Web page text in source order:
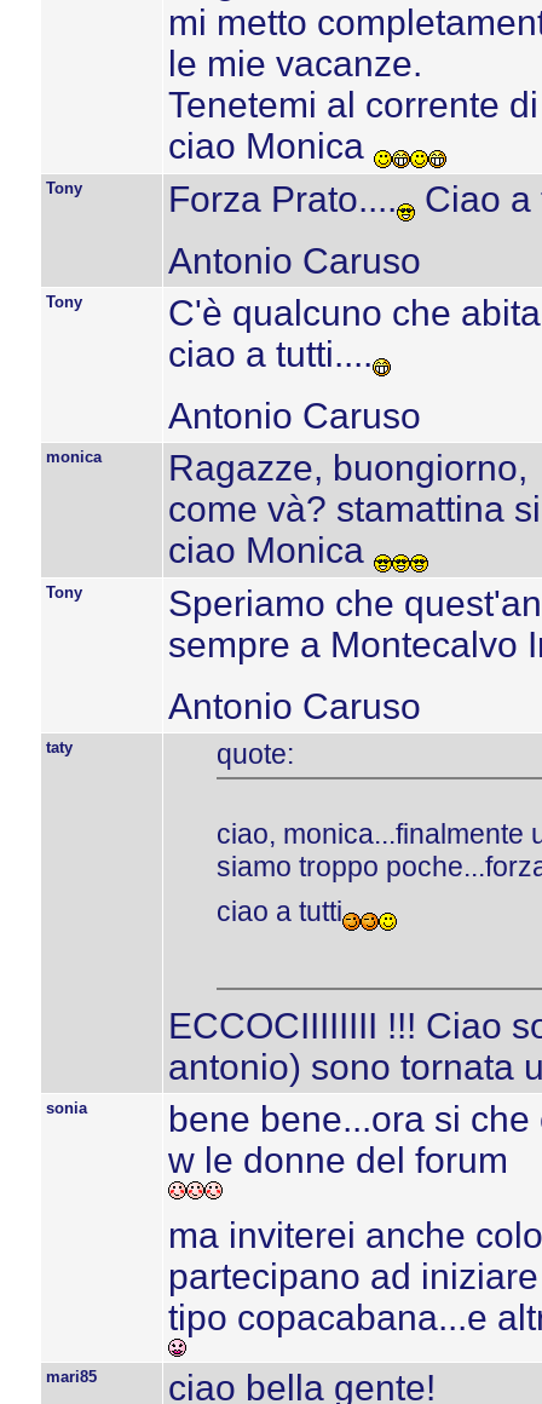
mi metto
le mie vacanze.
Tenetemi al corrente
ciao Monica
Tony Forza Prato.... Ciao a
Antonio Caruso
Tony
C'è qualcuno che
ciao a tutti....
Antonio Caruso
monica
Ragazze, buongiorno,
come và? stamattina
ciao Monica
Tony
Speriamo che
sempre a Montecalvo
Antonio Caruso
taty quote:
ciao, monica...finalmente
siamo troppo
ciao a tutti
ECCOCIIIIIIII !!! Ciao
antonio) sono tornata
sonia
bene bene...ora si
w le donne del forum
ma inviterei anche
partecipano ad
tipo copacabana...e
mari85 ciao bella gente!